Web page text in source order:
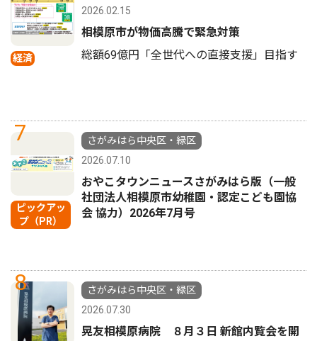
経済
2026.02.15
相模原市が物価高騰で緊急対策
総額69億円「全世代への直接支援」目指す
7
ピックアッ
プ（PR）
さがみはら中央区・緑区
2026.07.10
おやこタウンニュースさがみはら版（一般
社団法人相模原市幼稚園・認定こども園協
会 協力）2026年7月号
8
さがみはら中央区・緑区
2026.07.30
晃友相模原病院 ８月３日 新館内覧会を開